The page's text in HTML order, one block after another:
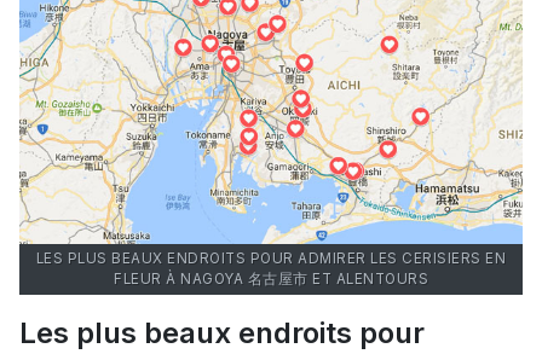
LES PLUS BEAUX ENDROITS POUR ADMIRER LES CERISIERS EN
FLEUR À NAGOYA 名古屋市 ET ALENTOURS
Les plus beaux endroits pour